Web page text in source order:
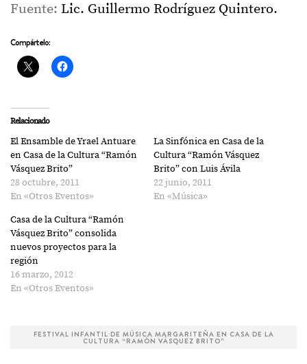
Fuente: Lic. Guillermo Rodríguez Quintero.
Compártelo:
Relacionado
El Ensamble de Yrael Antuare
en Casa de la Cultura “Ramón
Vásquez Brito”
28 octubre, 2011
En «Otros Eventos»
La Sinfónica en Casa de la
Cultura “Ramón Vásquez
Brito” con Luis Ávila
22 junio, 2011
En «Música»
Casa de la Cultura “Ramón
Vásquez Brito” consolida
nuevos proyectos para la
región
16 marzo, 2012
En «Otros Eventos»
FESTIVAL INFANTIL DE MÚSICA MARGARITEÑA EN CASA DE LA
CULTURA “RAMÓN VÁSQUEZ BRITO”